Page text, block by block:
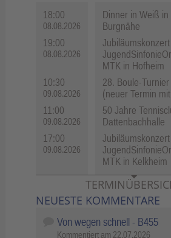
18:00
08.08.2026
Dinner in Weiß in
Burgnähe
19:00
08.08.2026
MTK in Hofheim
10:30
09.08.2026
28. Boule-
(neuer Termin
11:00
09.08.2026
50 Jahre
Dattenbachhalle
17:00
09.08.2026
MTK in Kelkheim
NEUESTE KOMMENTARE
Von wegen schnell - B455
Kommentiert am 22.07.2026